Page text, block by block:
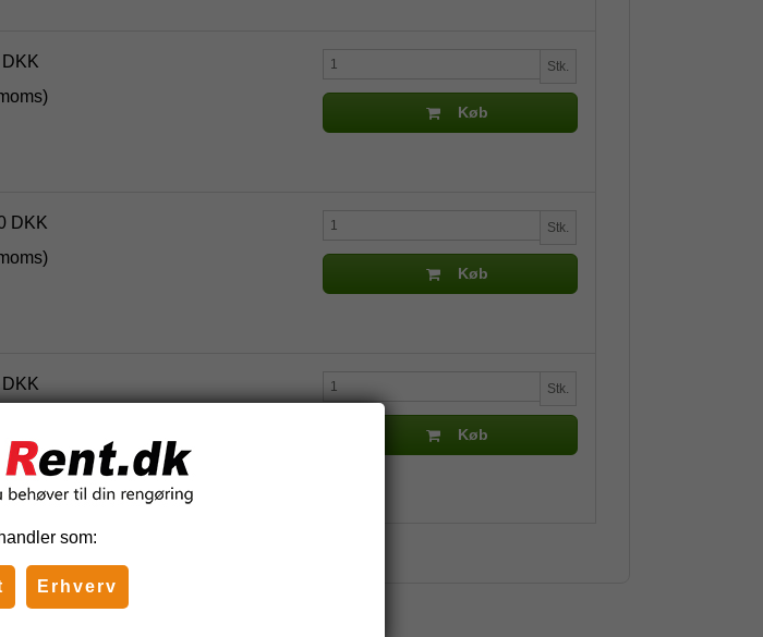
Stk.
Køb
DKK
Stk.
Køb
Stk.
Køb
produkter
som:
Erhverv